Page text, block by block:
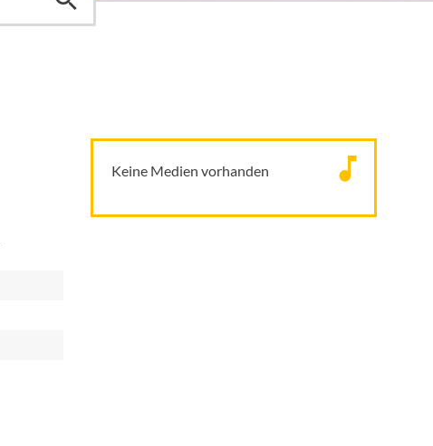
Keine Medien vorhanden